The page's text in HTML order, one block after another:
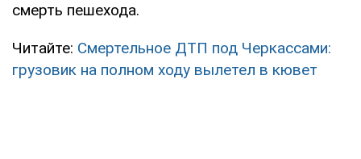
смерть пешехода.
Читайте: Смертельное ДТП под Черкассами:
грузовик на полном ходу вылетел в кювет